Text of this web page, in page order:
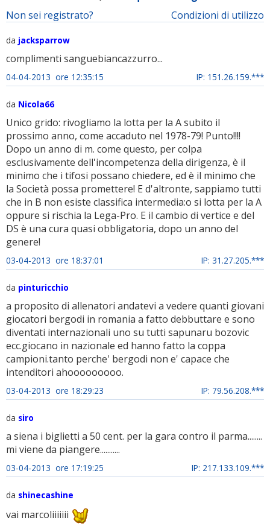
Condizioni di utilizzo
Non sei registrato?
da jacksparrow
complimenti sanguebiancazzurro...
04-04-2013 ore 12:35:15 IP: 151.26.159.***
da Nicola66
Unico grido: rivogliamo la lotta per la A subito il
prossimo anno, come accaduto nel 1978-79! Punto!!!!
Dopo un anno di m. come questo, per colpa
esclusivamente dell'incompetenza della dirigenza, è il
minimo che i tifosi possano chiedere, ed è il minimo che
la Società possa promettere! E d'altronte, sappiamo tutti
che in B non esiste classifica intermedia:o si lotta per la A
oppure si rischia la Lega-Pro. E il cambio di vertice e del
DS è una cura quasi obbligatoria, dopo un anno del
genere!
03-04-2013 ore 18:37:01 IP: 31.27.205.***
da pinturicchio
a proposito di allenatori andatevi a vedere quanti giovani
giocatori bergodi in romania a fatto debbuttare e sono
diventati internazionali uno su tutti sapunaru bozovic
ecc.giocano in nazionale ed hanno fatto la coppa
campioni.tanto perche' bergodi non e' capace che
intenditori ahooooooooo.
03-04-2013 ore 18:29:23 IP: 79.56.208.***
da siro
a siena i biglietti a 50 cent. per la gara contro il parma........
mi viene da piangere...........
03-04-2013 ore 17:19:25 IP: 217.133.109.***
da shinecashine
vai marcoliiiiiii